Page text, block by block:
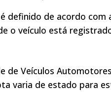
definido de acordo
o veículo está
de Veículos
varia de estado para